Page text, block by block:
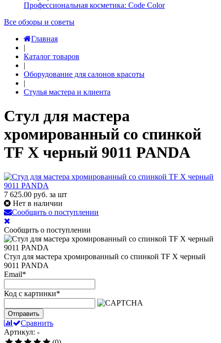
Профессиональная косметика: Code Color
Все обзоры и советы
Главная
|
Каталог товаров
|
Оборудование для салонов красоты
|
Стулья мастера и клиента
Стул для мастера
хромированный со спинкой
TF X черный 9011 PANDA
7 625.00 руб. за шт
Нет в наличии
Сообщить о поступлении
Сообщить о поступлении
Стул для мастера хромированный со спинкой TF X черный
9011 PANDA
Email*
Код с картинки*
Отправить
Сравнить
Артикул: -